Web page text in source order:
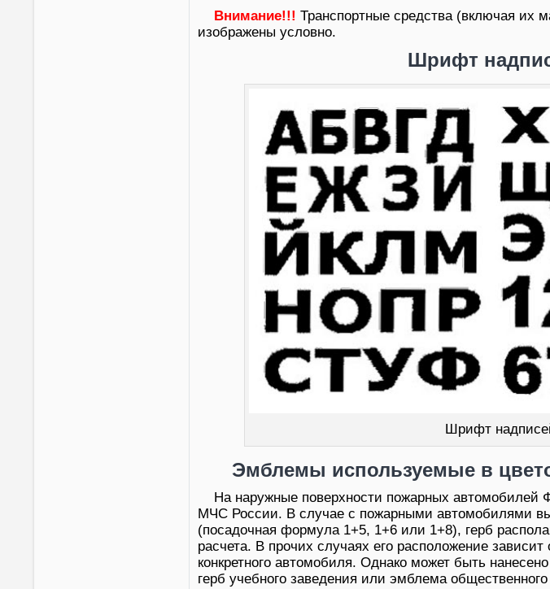
Внимание!!! Транспортные средства (включая их
изображены условно.
Шрифт
Шрифт
Эмблемы используемые в
На наружные поверхности пожарных автомобилей
МЧС России. В случае с пожарными автомобилями
(посадочная формула 1+5, 1+6 или 1+8), герб
расчета. В прочих случаях его расположение зависит
конкретного автомобиля. Однако может быть
герб учебного заведения или эмблема